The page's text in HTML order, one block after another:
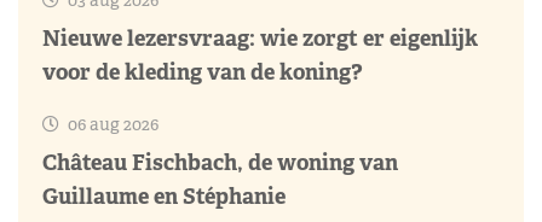
Nieuwe lezersvraag: wie zorgt er eigenlijk
voor de kleding van de koning?
06 aug 2026
Château Fischbach, de woning van
Guillaume en Stéphanie